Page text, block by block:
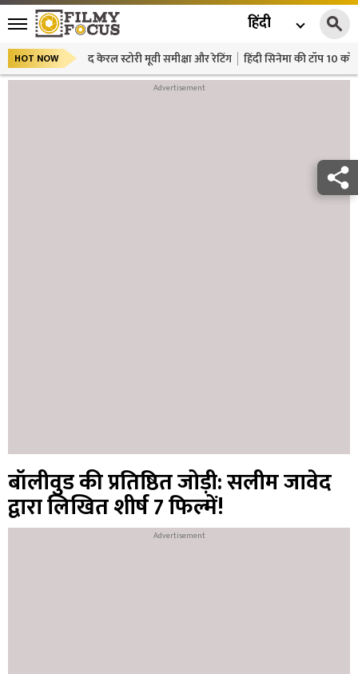
हिंदी
HOT NOW द केरल स्टोरी मूवी समीक्षा और रेटिंग हिंदी सिनेमा की टॉप 10
बॉलीवुड की प्रतिष्ठित जोड़ी: सलीम जावेद
द्वारा लिखित शीर्ष 7 फिल्में!